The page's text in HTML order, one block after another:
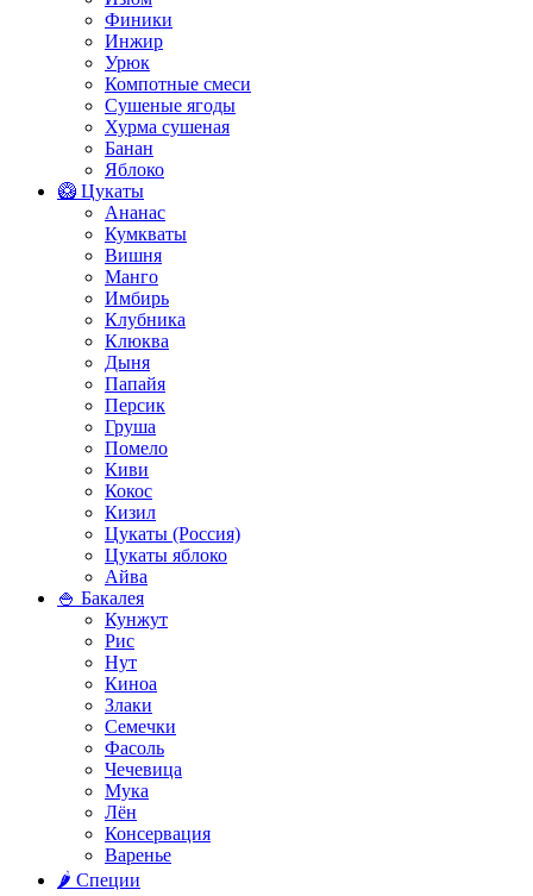
Финики
Инжир
Урюк
Компотные смеси
Сушеные ягоды
Хурма сушеная
Банан
Яблоко
🥝 Цукаты
Ананас
Кумкваты
Вишня
Манго
Имбирь
Клубника
Клюква
Дыня
Папайя
Персик
Груша
Помело
Киви
Кокос
Кизил
Цукаты (Россия)
Цукаты яблоко
Айва
🍚 Бакалея
Кунжут
Рис
Нут
Киноа
Злаки
Семечки
Фасоль
Чечевица
Мука
Лён
Консервация
Варенье
🌶️ Специи